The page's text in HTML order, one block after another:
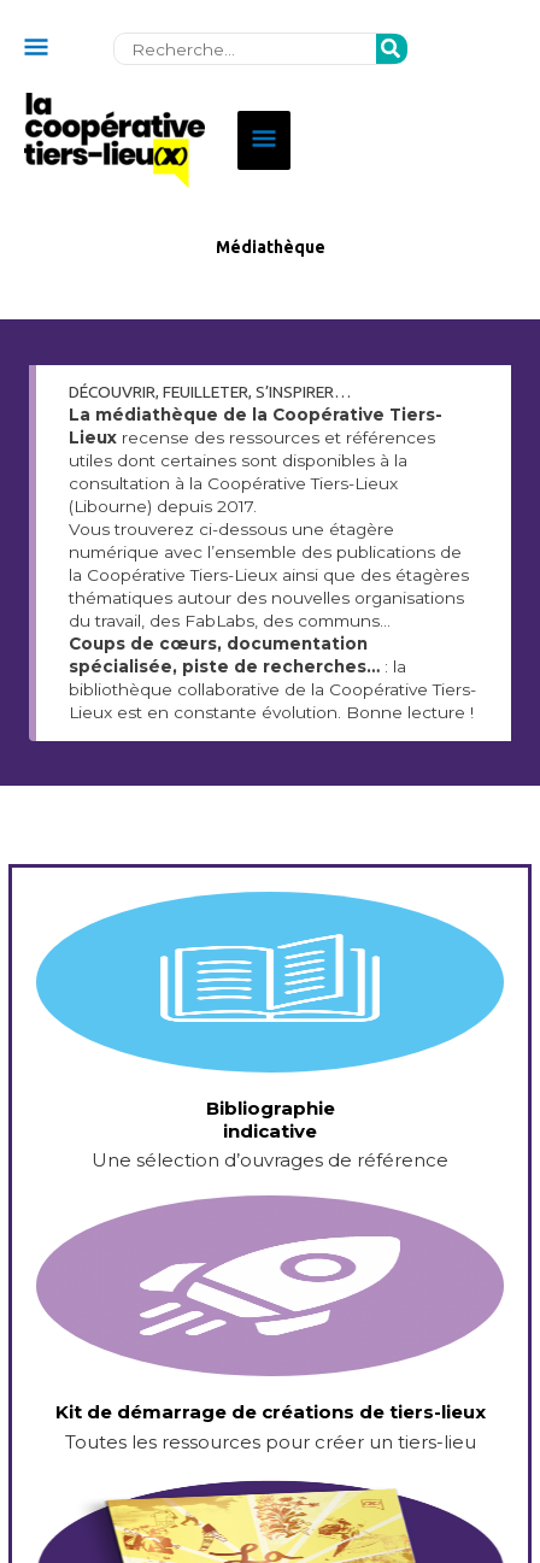
Rechercher:
de
l'en-
Menu
principal
Médiathèque
DÉCOUVRIR, FEUILLETER, S’INSPIRER…
La médiathèque de la Coopérative Tiers-
Lieux recense des ressources et références
utiles dont certaines sont disponibles à la
consultation à la Coopérative Tiers-Lieux
(Libourne) depuis 2017.
Vous trouverez ci-dessous une étagère
numérique avec l’ensemble des publications de
la Coopérative Tiers-Lieux ainsi que des étagères
thématiques autour des nouvelles organisations
du travail, des FabLabs, des communs…
Coups de cœurs, documentation
spécialisée, piste de recherches… : la
bibliothèque collaborative de la Coopérative Tiers-
Lieux est en constante évolution. Bonne lecture !
Bibliographie
indicative
Une sélection d’ouvrages de référence
Kit de démarrage de créations de tiers-lieux
Toutes les ressources pour créer un tiers-lieu